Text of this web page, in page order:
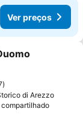
Ver preços
favoritos
di Arezzo